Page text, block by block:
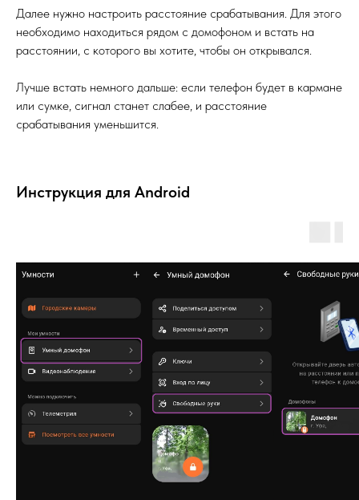
Далее нужно настроить расстояние срабатывания. Для этого
необходимо находиться рядом с домофоном и встать на
расстоянии, с которого вы хотите, чтобы он открывался.
Лучше встать немного дальше: если телефон будет в кармане
или сумке, сигнал станет слабее, и расстояние
срабатывания уменьшится.
Инструкция для Android